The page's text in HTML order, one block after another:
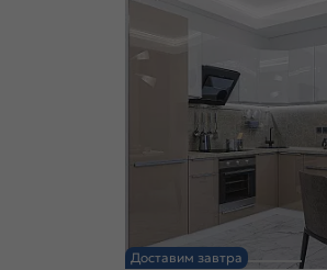
Доставим завтра